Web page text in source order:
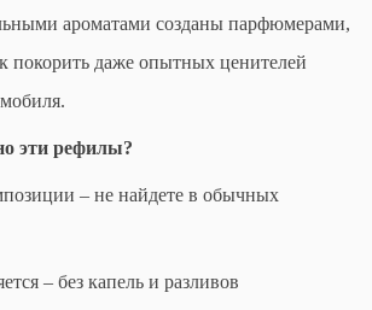
ароматами созданы парфюмерами,
покорить даже опытных ценителей
эти рефилы?
– не найдете в обычных
– без капель и разливов